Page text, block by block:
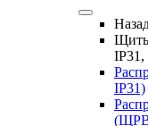
IP31,
IP31)
(ЩРВ